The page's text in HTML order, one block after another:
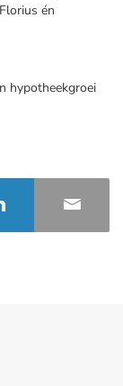
én
hypotheekgroei